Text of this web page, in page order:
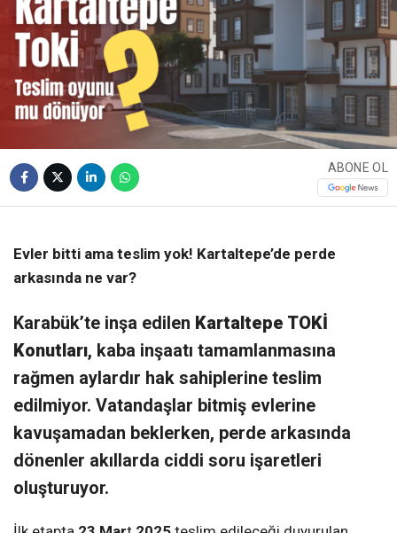
ABONE OL
Evler bitti ama teslim yok! Kartaltepe’de perde
arkasında ne var?
Karabük’te inşa edilen Kartaltepe TOKİ
Konutları, kaba inşaatı tamamlanmasına
rağmen aylardır hak sahiplerine teslim
edilmiyor. Vatandaşlar bitmiş evlerine
kavuşamadan beklerken, perde arkasında
dönenler akıllarda ciddi soru işaretleri
oluşturuyor.